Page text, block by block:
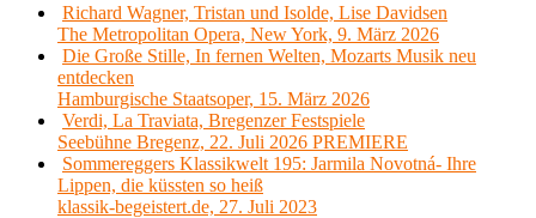
Richard Wagner, Tristan und Isolde, Lise Davidsen
The Metropolitan Opera, New York, 9. März 2026
Die Große Stille, In fernen Welten, Mozarts Musik neu
entdecken
Hamburgische Staatsoper, 15. März 2026
Verdi, La Traviata, Bregenzer Festspiele
Seebühne Bregenz, 22. Juli 2026 PREMIERE
Sommereggers Klassikwelt 195: Jarmila Novotná- Ihre
Lippen, die küssten so heiß
klassik-begeistert.de, 27. Juli 2023